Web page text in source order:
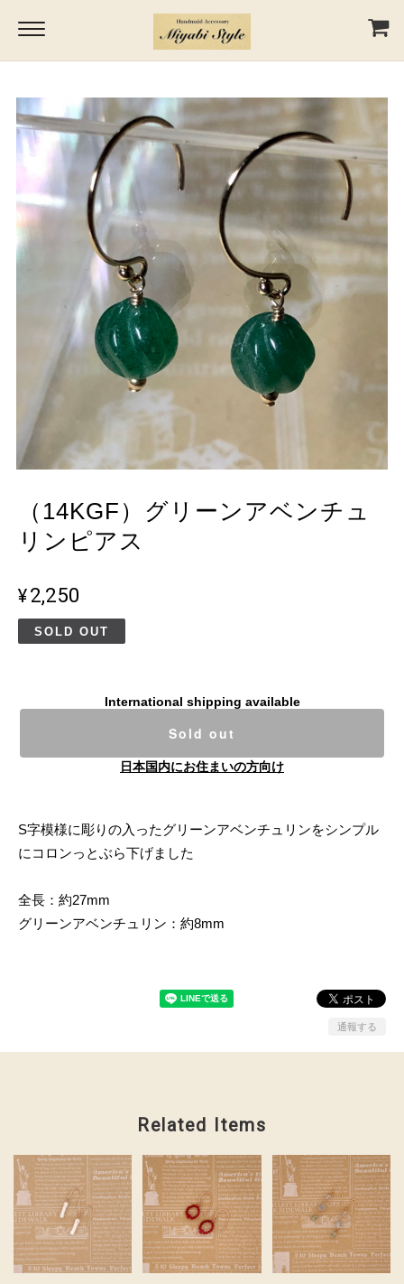
（14KGF）グリーンアベンチュ
リンピアス
¥2,250
SOLD OUT
International shipping available
Sold out
日本国内にお住まいの方向け
S字模様に彫りの入ったグリーンアベンチュリンをシンプル
にコロンっとぶら下げました
全長：約27mm
グリーンアベンチュリン：約8mm
通報する
Related Items